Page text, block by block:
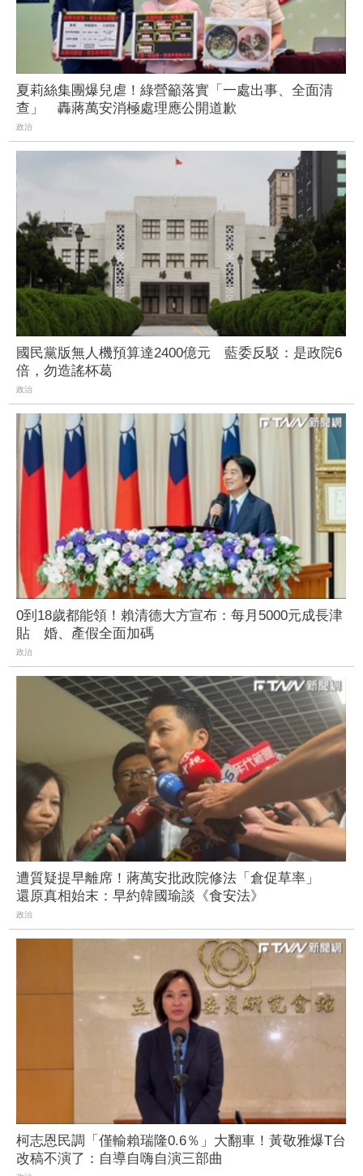
夏莉絲集團爆兒虐！綠營籲落實「一處出事、全面清
查」 轟蔣萬安消極處理應公開道歉
政治
國民黨版無人機預算達2400億元 藍委反駁：是政院6
倍，勿造謠杯葛
政治
0到18歲都能領！賴清德大方宣布：每月5000元成長津
貼 婚、產假全面加碼
政治
遭質疑提早離席！蔣萬安批政院修法「倉促草率」
還原真相始末：早約韓國瑜談《食安法》
政治
柯志恩民調「僅輸賴瑞隆0.6％」大翻車！黃敬雅爆T台
改稿不演了：自導自嗨自演三部曲